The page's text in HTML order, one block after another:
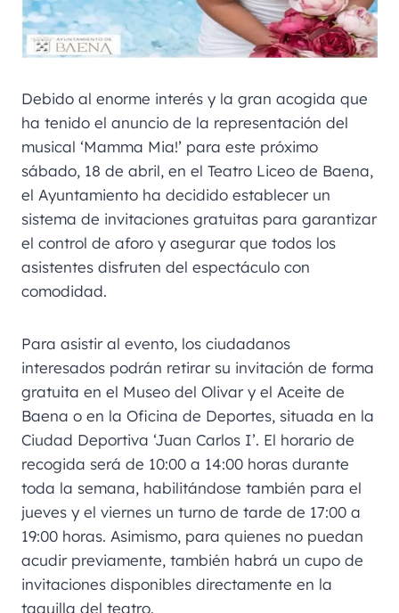
Debido al enorme interés y la gran acogida que
ha tenido el anuncio de la representación del
musical ‘Mamma Mia!’ para este próximo
sábado, 18 de abril, en el Teatro Liceo de Baena,
el Ayuntamiento ha decidido establecer un
sistema de invitaciones gratuitas para garantizar
el control de aforo y asegurar que todos los
asistentes disfruten del espectáculo con
comodidad.
Para asistir al evento, los ciudadanos
interesados podrán retirar su invitación de forma
gratuita en el Museo del Olivar y el Aceite de
Baena o en la Oficina de Deportes, situada en la
Ciudad Deportiva ‘Juan Carlos I’. El horario de
recogida será de 10:00 a 14:00 horas durante
toda la semana, habilitándose también para el
jueves y el viernes un turno de tarde de 17:00 a
19:00 horas. Asimismo, para quienes no puedan
acudir previamente, también habrá un cupo de
invitaciones disponibles directamente en la
taquilla del teatro.